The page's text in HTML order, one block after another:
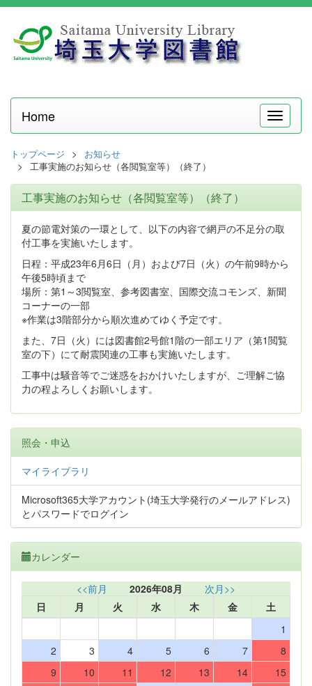
メ
ニ
Home
トップページ
お知らせ
工事実施のお知らせ（各閲覧室等）（終了）
工事実施のお知らせ（各閲覧室等）（終了）
夏の節電対策の一環として、以下の内容で網戸の不足分の取
付工事を実施いたします。
日程：平成23年6月6日（月）および7日（火）の午前9時から
午後5時頃まで
場所：第1～3閲覧室、参考図書室、国際交流コモンズ、新聞
コーナーの一部
※作業は3階部分から順次進めてゆく予定です。
また、7日（火）には図書館2号館1階の一部エリア（第1閲覧
室の下）にて耐震関連の工事も実施いたします。
工事中は騒音等でご迷惑をおかけいたしますが、ご理解ご協
力の程よろしくお願いします。
照会・申込
マイライブラリ
Microsoft365大学アカウント(埼玉大学発行のメールアドレス)
とパスワードでログイン
カレンダー
<<前月 2026年08月
次月>>
日
月 火 水 木 金
土
1
2
3 4 5 6 7
8
9
10 11 12 13 14
15